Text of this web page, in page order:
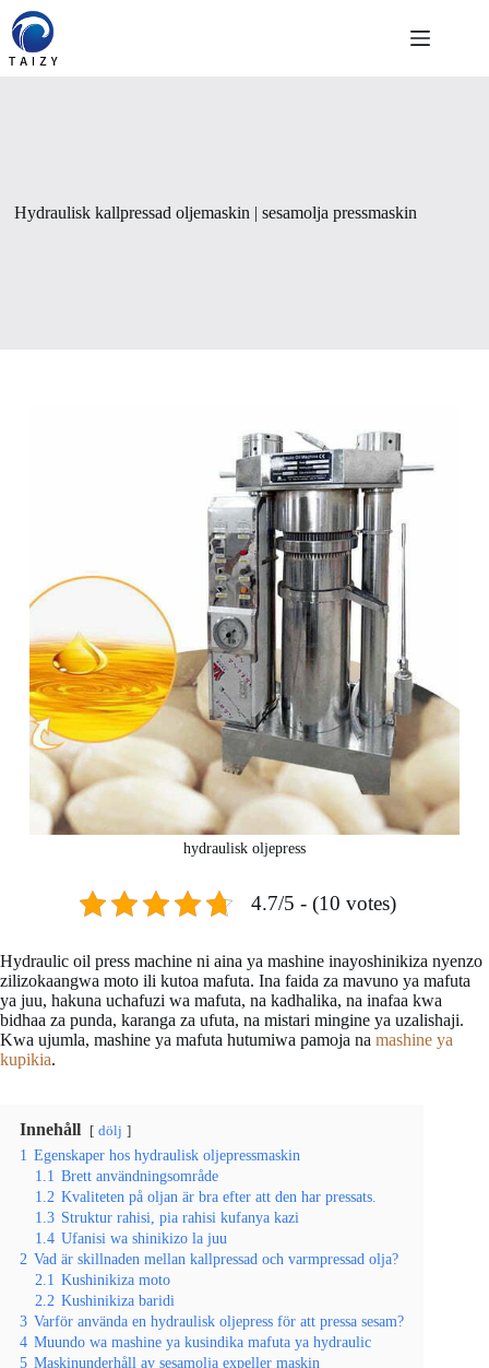
Skip
content
Hydraulisk kallpressad oljemaskin | sesamolja pressmaskin
hydraulisk oljepress
4.7/5 - (10 votes)
Hydraulic oil press machine ni aina ya mashine inayoshinikiza nyenzo
zilizokaangwa moto ili kutoa mafuta. Ina faida za mavuno ya mafuta
ya juu, hakuna uchafuzi wa mafuta, na kadhalika, na inafaa kwa
bidhaa za punda, karanga za ufuta, na mistari mingine ya uzalishaji.
Kwa ujumla, mashine ya mafuta hutumiwa pamoja na mashine ya
kupikia.
Innehåll dölj
1 Egenskaper hos hydraulisk oljepressmaskin
1.1 Brett användningsområde
1.2 Kvaliteten på oljan är bra efter att den har pressats.
1.3 Struktur rahisi, pia rahisi kufanya kazi
1.4 Ufanisi wa shinikizo la juu
2 Vad är skillnaden mellan kallpressad och varmpressad olja?
2.1 Kushinikiza moto
2.2 Kushinikiza baridi
3 Varför använda en hydraulisk oljepress för att pressa sesam?
4 Muundo wa mashine ya kusindika mafuta ya hydraulic
5 Maskinunderhåll av sesamolja expeller maskin